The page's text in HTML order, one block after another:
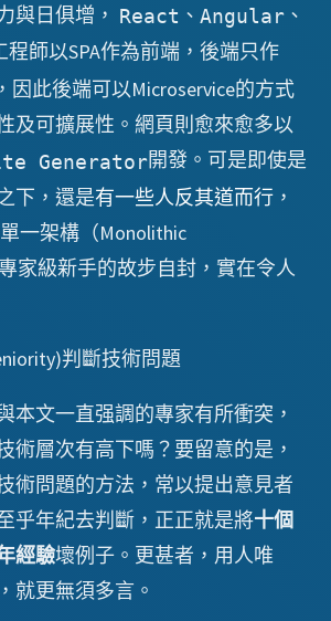
與日俱增， React 、 Angular 、
程師以SPA作為前端，後端只作
因此後端可以Microservice的方式
及可擴展性。網頁則愈來愈多以
Generator開發。可是即使是
下，還是有一些人反其道而行 ，
一架構（Monolithic
家級新手的故步自封，實在令人
判斷技術問題
本文一直强調的專家有所衝突，
術層次有高下嗎？要留意的是，
術問題的方法，常以提出意見者
乎年紀去判斷，正正就是將十個
經驗壞例子。更甚者，用人唯
就更無須多言。